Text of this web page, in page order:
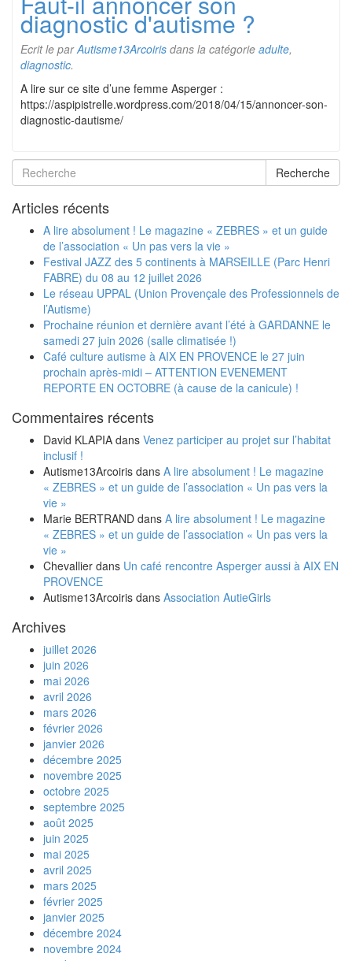
diagnostic d'autisme ?
Ecrit le parAutisme13Arcoiris dans la catégorie adulte,
diagnostic.
A lire sur ce site d’une femme Asperger :
https://aspipistrelle.wordpress.com/2018/04/15/annoncer-son-
diagnostic-dautisme/
Recherche
Articles récents
A lire absolument ! Le magazine « ZEBRES » et un guide
de l’association « Un pas vers la vie »
Festival JAZZ des 5 continents à MARSEILLE (Parc Henri
FABRE) du 08 au 12 juillet 2026
Le réseau UPPAL (Union Provençale des Professionnels de
l’Autisme)
Prochaine réunion et dernière avant l’été à GARDANNE le
samedi 27 juin 2026 (salle climatisée !)
Café culture autisme à AIX EN PROVENCE le 27 juin
prochain après-midi – ATTENTION EVENEMENT
REPORTE EN OCTOBRE (à cause de la canicule) !
Commentaires récents
David KLAPIA dans Venez participer au projet sur l’habitat
inclusif !
Autisme13Arcoiris dans A lire absolument ! Le magazine
« ZEBRES » et un guide de l’association « Un pas vers la
vie »
Marie BERTRAND dans A lire absolument ! Le magazine
« ZEBRES » et un guide de l’association « Un pas vers la
vie »
Chevallier dans Un café rencontre Asperger aussi à AIX EN
PROVENCE
Autisme13Arcoiris dans Association AutieGirls
Archives
juillet 2026
juin 2026
mai 2026
avril 2026
mars 2026
février 2026
janvier 2026
décembre 2025
novembre 2025
octobre 2025
septembre 2025
août 2025
juin 2025
mai 2025
avril 2025
mars 2025
février 2025
janvier 2025
décembre 2024
novembre 2024